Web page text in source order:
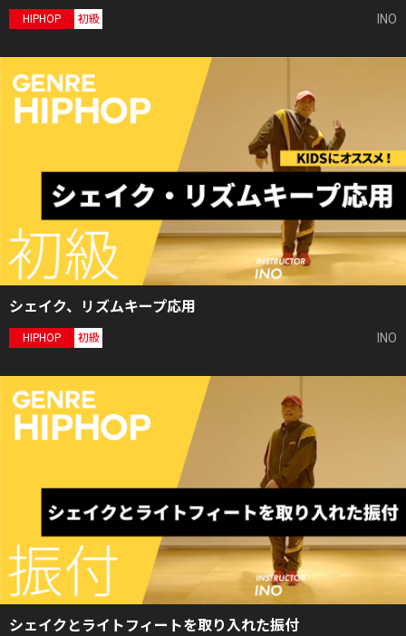
HIPHOP 初級 INO
シェイク、リズムキープ応用
HIPHOP 初級 INO
シェイクとライトフィートを取り入れた振付